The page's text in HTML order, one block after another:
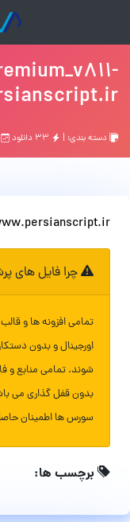
دسته بندی: |
چرا فایل های
تمامی افزونه ها و
اورجینال و بدون
شوند. تمامی منابع و
بدون قفل گذاری می
سورس ها اطمینان
برچسب ها: